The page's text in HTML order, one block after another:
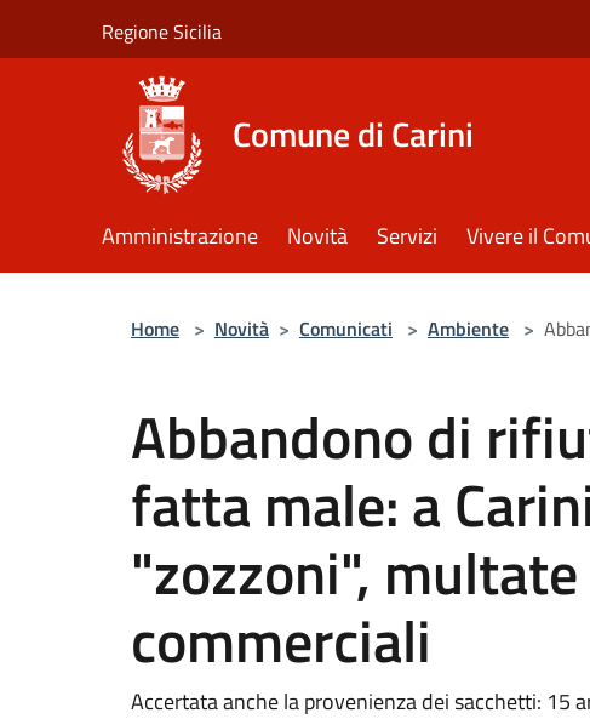
Regione Sicilia
Comune di Carini
Amministrazione Novità Servizi Vivere il
Home > Novità > Comunicati > Ambiente >
Abbandono di
fatta male: a
"zozzoni",
commerciali
Accertata anche la provenienza dei sacchetti: 15